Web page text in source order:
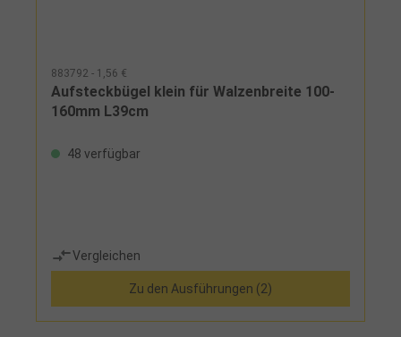
883792 - 1,56 €
Aufsteckbügel klein für Walzenbreite 100-
160mm L39cm
48 verfügbar
Vergleichen
Zu den Ausführungen (2)